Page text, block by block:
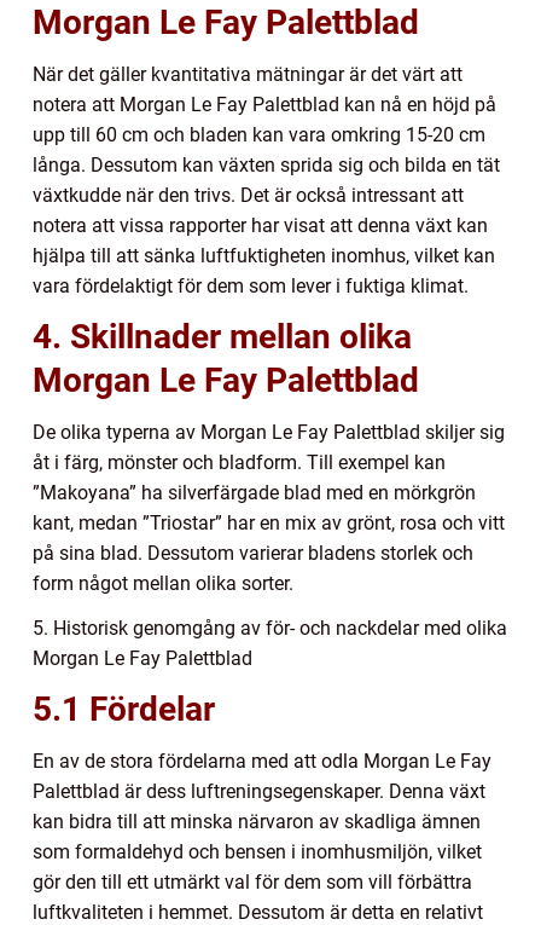
Morgan Le Fay Palettblad
När det gäller kvantitativa mätningar är det värt att
notera att Morgan Le Fay Palettblad kan nå en höjd på
upp till 60 cm och bladen kan vara omkring 15-20 cm
långa. Dessutom kan växten sprida sig och bilda en tät
växtkudde när den trivs. Det är också intressant att
notera att vissa rapporter har visat att denna växt kan
hjälpa till att sänka luftfuktigheten inomhus, vilket kan
vara fördelaktigt för dem som lever i fuktiga klimat.
4. Skillnader mellan olika
Morgan Le Fay Palettblad
De olika typerna av Morgan Le Fay Palettblad skiljer sig
åt i färg, mönster och bladform. Till exempel kan
”Makoyana” ha silverfärgade blad med en mörkgrön
kant, medan ”Triostar” har en mix av grönt, rosa och vitt
på sina blad. Dessutom varierar bladens storlek och
form något mellan olika sorter.
5. Historisk genomgång av för- och nackdelar med olika
Morgan Le Fay Palettblad
5.1 Fördelar
En av de stora fördelarna med att odla Morgan Le Fay
Palettblad är dess luftreningsegenskaper. Denna växt
kan bidra till att minska närvaron av skadliga ämnen
som formaldehyd och bensen i inomhusmiljön, vilket
gör den till ett utmärkt val för dem som vill förbättra
luftkvaliteten i hemmet. Dessutom är detta en relativt